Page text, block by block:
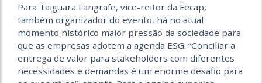
Para Taiguara Langrafe, vice-reitor da Fecap,
também organizador do evento, há no atual
momento histórico maior pressão da sociedade para
que as empresas adotem a agenda ESG. “Conciliar a
entrega de valor para stakeholders com diferentes
necessidades e demandas é um enorme desafio para